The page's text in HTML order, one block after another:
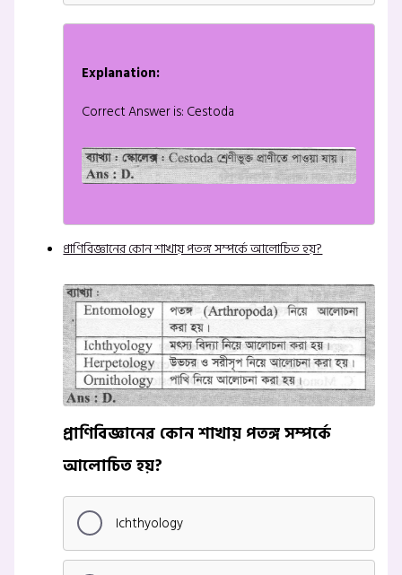
Explanation:
Correct Answer is: Cestoda
প্রাণিবিজ্ঞানের কোন শাখায় পতঙ্গ সম্পর্কে আলোচিত হয়?
প্রাণিবিজ্ঞানের কোন শাখায় পতঙ্গ সম্পর্কে
আলোচিত হয়?
Ichthyology